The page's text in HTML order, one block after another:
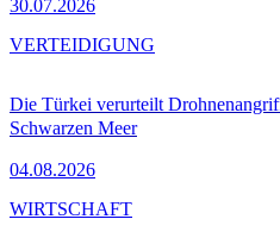
30.07.2026
Die Türkei verurteilt
Schwarzen Meer
04.08.2026
VERTEIDIGUNG
WIRTSCHAFT